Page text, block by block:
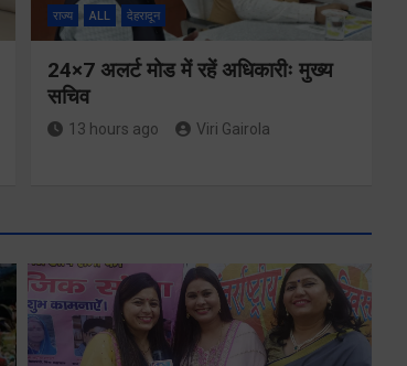
राज्य ALL देहरादून
24×7 अलर्ट मोड में रहें अधिकारीः मुख्य
सचिव
13 hours ago Viri Gairola
मुख्यमंत्री ने